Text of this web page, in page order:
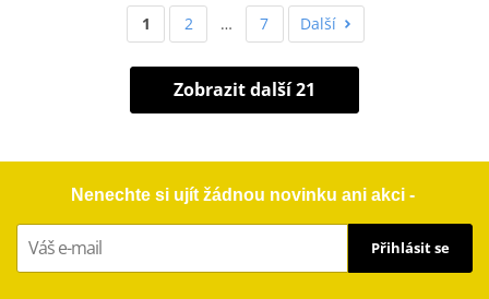
1 2 … 7 Další
Zobrazit další 21
Nenechte si ujít žádnou novinku ani akci -
Přihlásit se